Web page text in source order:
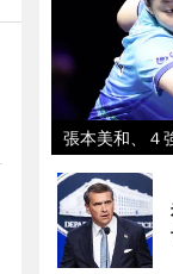
張本美和、４